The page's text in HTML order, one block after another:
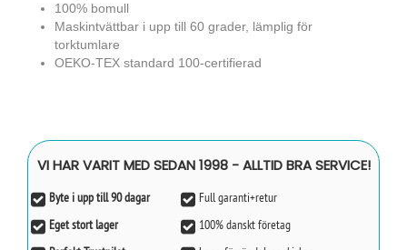
100% bomull
Maskintvättbar i upp till 60 grader, lämplig för
torktumlare
OEKO-TEX standard 100-certifierad
VI HAR VARIT MED SEDAN 1998 - ALLTID BRA SERVICE!
Byte i upp till 90 dagar
Full garanti+retur
Eget stort lager
100% danskt företag